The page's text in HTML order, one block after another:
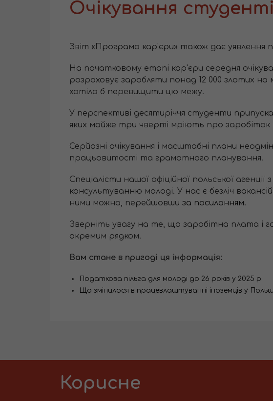
Очікування
Звіт «Програма кар'єри» також дає уявлення
На початковому етапі кар'єри середня
розраховує заробляти понад 12 000 злотих
хотіла б перевищити цю межу.
У перспективі десятиріччя студенти
яких майже три чверті мріють про заробіток
Серйозні очікування і масштабні плани
працьовитості та грамотного планування.
Спеціалісти нашої офіційної польської
консультуванню молоді. У нас є безліч
ними можна, перейшовши за посиланням.
Зверніть увагу на те, що заробітна плата і
окремим рядком.
Вам стане в пригоді ця інформація:
Податкова пільга для молоді до 26 років у 2025 р.
Що змінилося в працевлаштуванні іноземців у
Корисне